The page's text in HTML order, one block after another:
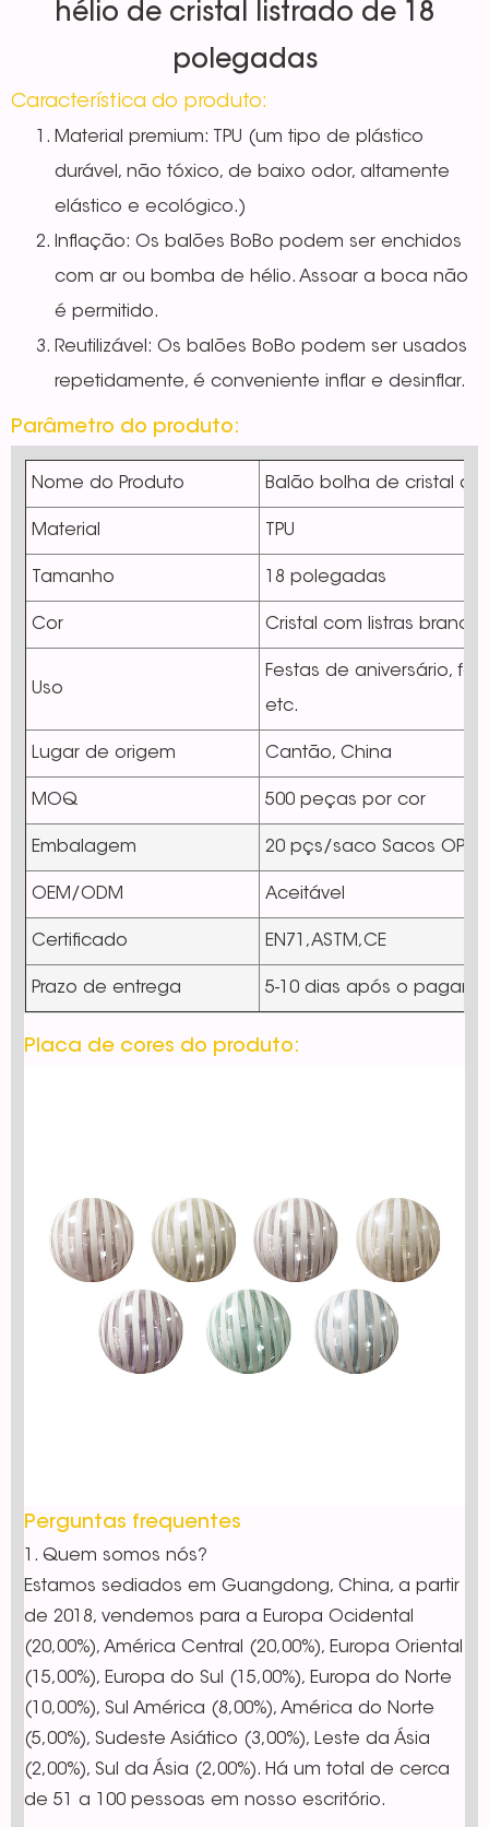
hélio de cristal listrado de 18
polegadas
Característica do produto:
Material premium: TPU (um tipo de plástico
durável, não tóxico, de baixo odor, altamente
elástico e ecológico.)
Inflação: Os balões BoBo podem ser enchidos
com ar ou bomba de hélio. Assoar a boca não
é permitido.
Reutilizável: Os balões BoBo podem ser usados
repetidamente, é conveniente inflar e desinflar.
Parâmetro do produto:
Nome do Produto Balão bolha de cristal
Material TPU
Tamanho 18 polegadas
Cor Cristal com listras brancas
Uso
Festas de aniversário,
etc.
Lugar de origem Cantão, China
MOQ 500 peças por cor
Embalagem 20 pçs/saco Sacos OPP.
OEM/ODM Aceitável
Certificado EN71,ASTM,CE
Prazo de entrega 5-10 dias após o
Placa de cores do produto:
Perguntas frequentes
1. Quem somos nós?
Estamos sediados em Guangdong, China, a partir
de 2018, vendemos para a Europa Ocidental
(20,00%), América Central (20,00%), Europa Oriental
(15,00%), Europa do Sul (15,00%), Europa do Norte
(10,00%), Sul América (8,00%), América do Norte
(5,00%), Sudeste Asiático (3,00%), Leste da Ásia
(2,00%), Sul da Ásia (2,00%). Há um total de cerca
de 51 a 100 pessoas em nosso escritório.